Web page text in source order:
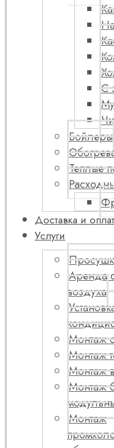
С
Бойлеры
Теплые
Доставка и
Услуги
Аренда
воздуха
Монтаж
Монтаж
Монтаж
Монтаж
Монтаж